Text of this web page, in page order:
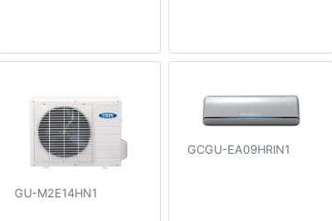
GU-M2E14HN1
GCGU-EA09HRIN1